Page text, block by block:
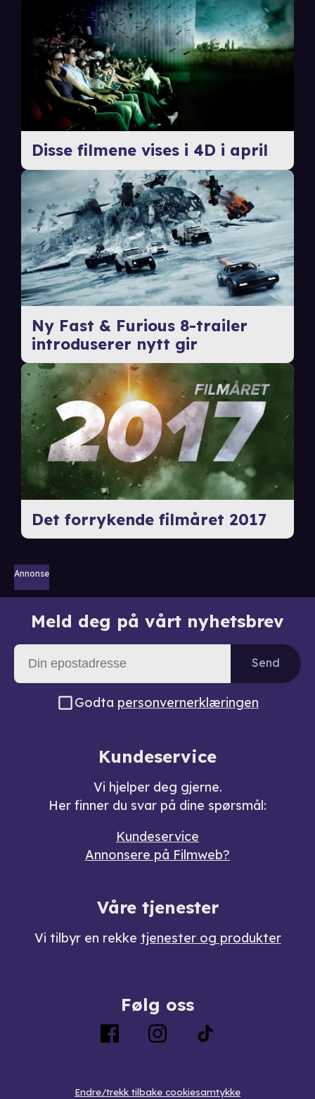
Disse filmene vises i 4D i april
Ny Fast & Furious 8-trailer
introduserer nytt gir
Det forrykende filmåret 2017
Annonse
Meld deg på vårt nyhetsbrev
Send
Godta personvernerklæringen
Kundeservice
Vi hjelper deg gjerne.
Her finner du svar på dine spørsmål:
Kundeservice
Annonsere på Filmweb?
Våre tjenester
Vi tilbyr en rekke tjenester og produkter
Følg oss
Endre/trekk tilbake cookiesamtykke